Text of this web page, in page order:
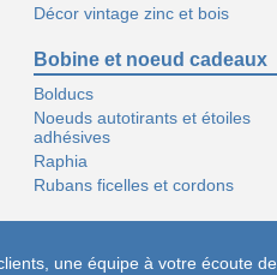
Décor vintage zinc et bois
Bobine et noeud cadeaux
Bolducs
Noeuds autotirants et étoiles
adhésives
Raphia
Rubans ficelles et cordons
une équipe à votre écoute